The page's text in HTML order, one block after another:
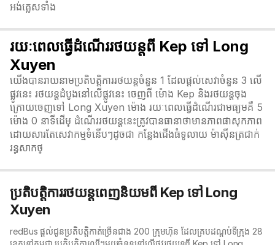
អង់គ្លេសទាំង
រយៈពេលធ្វើដំណើររថយន្តពី Kep ទៅ Long
Xuyen
យើងបានរាយនាមប្រតិបត្តិការរថយន្តចំនួន 1 ដែលផ្តល់សេវាចំនួន 3 លើ
ផ្លូវនេះ រថយន្តដំបូងនៅលើផ្លូវនេះ ចេញពី ម៉ោង Kep និងរថយន្តចុង
ក្រោយចេញទៅ Long Xuyen ម៉ោង រយៈពេលធ្វើដំណើរជាមធ្យមគឺ 5
ម៉ោង 0 នាទី​ដើម្ ដំណើររថយន្តនេះត្រូវបានធានាថាមានភាពផាសុកភាព
ដោយសារតែសេវាកម្មទំនើបៗដូចជា កន្លែងជើងធំទូលាយ ម៉ាស៊ីនត្រជាក់
រន្ធសាកថ្
ប្រតិបត្តិការរថយន្តពេញនិយមពី Kep ទៅ Long
Xuyen
redBus ផ្តល់ជូនប្រតិបត្តិកាត់ច្រើនជាង 200 ក្រុមហ៊ុន ដែលគ្របដណ្តប់ទីក្រុង 28